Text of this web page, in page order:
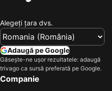
Alegeţi ţara dvs.
Adaugă pe Google
Găsește-ne ușor rezultatele: adaugă
trivago ca sursă preferată pe Google.
Companie